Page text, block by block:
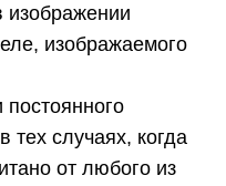
изображении
изображаемого
тех случаях, когда
от любого из